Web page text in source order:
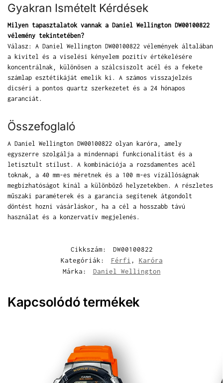
Gyakran Ismételt Kérdések
Milyen tapasztalatok vannak a Daniel Wellington DW00100822
vélemény tekintetében?
Válasz: A Daniel Wellington DW00100822 vélemények általában
a kivitel és a viselési kényelem pozitív értékelésére
koncentrálnak, különösen a szálcsiszolt acél és a fekete
számlap esztétikáját emelik ki. A számos visszajelzés
dicséri a pontos quartz szerkezetet és a 24 hónapos
garanciát.
Összefoglaló
A Daniel Wellington DW00100822 olyan karóra, amely
egyszerre szolgálja a mindennapi funkcionalitást és a
letisztult stílust. A kombinációja a rozsdamentes acél
toknak, a 40 mm-es méretnek és a 100 m-es vízállóságnak
megbízhatóságot kínál a különböző helyzetekben. A részletes
műszaki paraméterek és a garancia segítenek átgondolt
döntést hozni vásárláskor, ha a cél a hosszabb távú
használat és a konzervatív megjelenés.
Cikkszám:
DW00100822
Kategóriák:
Férfi , Karóra
Márka:
Daniel Wellington
Kapcsolódó termékek